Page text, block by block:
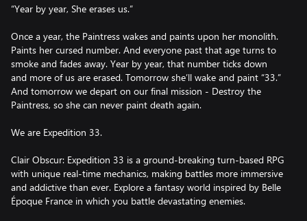
“Year by year, She erases us.”
Once a year, the Paintress wakes and paints upon her monolith.
Paints her cursed number. And everyone past that age turns to
smoke and fades away. Year by year, that number ticks down
and more of us are erased. Tomorrow she’ll wake and paint “33.”
And tomorrow we depart on our final mission - Destroy the
Paintress, so she can never paint death again.
We are Expedition 33.
Clair Obscur: Expedition 33 is a ground-breaking turn-based RPG
with unique real-time mechanics, making battles more immersive
and addictive than ever. Explore a fantasy world inspired by Belle
Époque France in which you battle devastating enemies.